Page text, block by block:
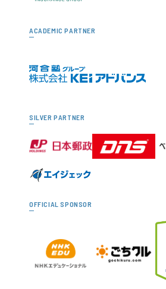
ACADEMIC PARTNER
SILVER PARTNER
OFFICIAL SPONSOR